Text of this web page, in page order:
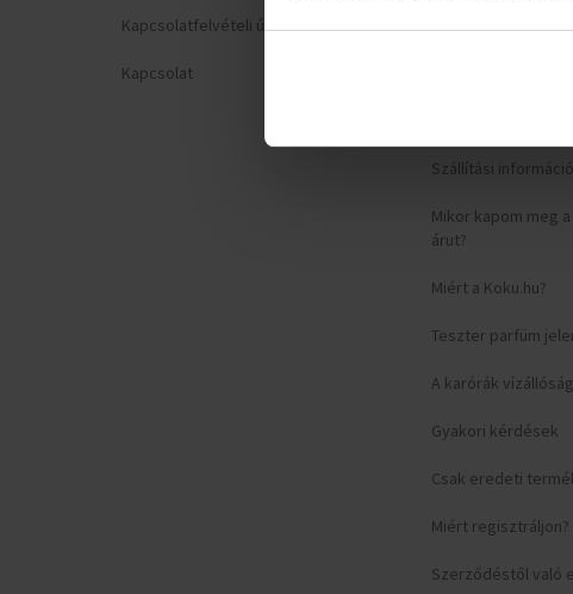
Kapcsolatfelvételi űrlap
Kapcsolat
Általános
Szállítási
Mikor kapom meg
árut?
Miért a Koku.hu?
Teszter parfüm
A karórák
Gyakori kérdések
Csak eredeti
Miért regisztráljon?
Szerződéstől való